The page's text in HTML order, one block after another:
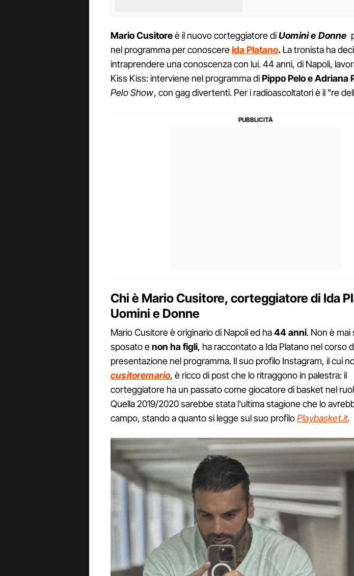
Mario Cusitoreè il nuovo corteggiatore diUomini e Donne
nel programma per conoscereIda Platano. La tronista ha
intraprendere una conoscenza con lui. 44 anni, di Napoli,
Kiss Kiss: interviene nel programma diPippo Pelo e Adriana
Pelo Show, con gag divertenti. Per i radioascoltatori è il "re
Chi è Mario Cusitore, corteggiatore di Ida
Uomini e Donne
Mario Cusitore è originario di Napoli ed ha44 anni. Non è mai
sposato enon ha figli, ha raccontato a Ida Platano nel corso
presentazione nel programma. Il suo profilo Instagram, il cui
cusitoremario, è ricco di post che lo ritraggono in palestra: il
corteggiatore ha un passato come giocatore di basket nel
Quella 2019/2020 sarebbe stata l'ultima stagione che lo
campo, stando a quanto si legge sul suo profiloPlaybasket.it.